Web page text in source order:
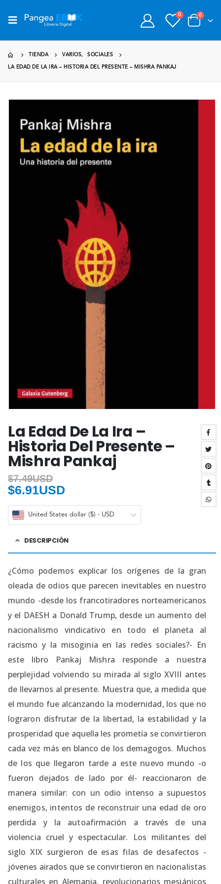
0 0
TIENDA VARIOS, SOCIALES
LA EDAD DE LA IRA – HISTORIA DEL PRESENTE – MISHRA PANKAJ
La Edad De La Ira –
Historia Del Presente –
Mishra Pankaj
$7.49USD
$6.91USD
United States dollar ($) - USD
DESCRIPCIÓN
¿Cómo podemos explicar los orígenes de la gran
oleada de odios que parecen inevitables en nuestro
mundo -desde los francotiradores norteamericanos
y el DAESH a Donald Trump, desde un aumento del
nacionalismo vindicativo en todo el planeta al
racismo y la misoginia en las redes sociales?- En
este libro Pankaj Mishra responde a nuestra
perplejidad volviendo su mirada al siglo XVIII antes
de llevarnos al presente. Muestra que, a medida que
el mundo fue alcanzando la modernidad, los que no
lograron disfrutar de la libertad, la estabilidad y la
prosperidad que aquella les prometía se convirtieron
cada vez más en blanco de los demagogos. Muchos
de los que llegaron tarde a este nuevo mundo -o
fueron dejados de lado por él- reaccionaron de
manera similar: con un odio intenso a supuestos
enemigos, intentos de reconstruir una edad de oro
perdida y la autoafirmación a través de una
violencia cruel y espectacular. Los militantes del
siglo XIX surgieron de esas filas de desafectos -
jóvenes airados que se convirtieron en nacionalistas
culturales en Alemania, revolucionarios mesiánicos